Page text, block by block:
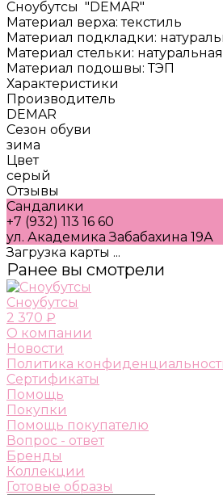
Сноубутсы "DEMAR"
Материал верха: текстиль
Материал подкладки:
Материал стельки:
Материал подошвы: ТЭП
Характеристики
Производитель
DEMAR
Сезон обуви
зима
Цвет
серый
Отзывы
Сандалики
+7 (932) 113 16 60
ул. Академика Забабахина 19А
Загрузка карты ...
Ранее вы смотрели
Сноубутсы
2 370 ₽
О компании
Новости
Политика
Сертификаты
Помощь
Покупки
Помощь покупателю
Вопрос - ответ
Бренды
Коллекции
Готовые образы